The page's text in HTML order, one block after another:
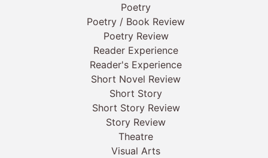
Poetry
Poetry / Book Review
Poetry Review
Reader Experience
Reader's Experience
Short Novel Review
Short Story
Short Story Review
Story Review
Theatre
Visual Arts